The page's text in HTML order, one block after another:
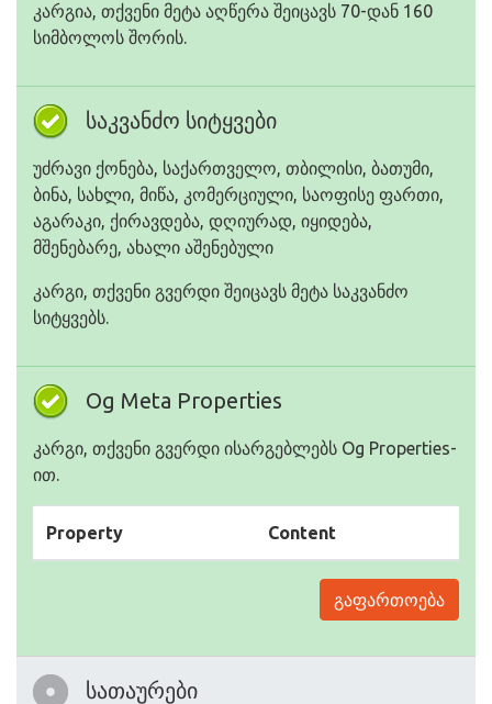
კარგია, თქვენი მეტა აღწერა შეიცავს 70-დან 160
სიმბოლოს შორის.
საკვანძო სიტყვები
უძრავი ქონება, საქართველო, თბილისი, ბათუმი,
ბინა, სახლი, მიწა, კომერციული, საოფისე ფართი,
აგარაკი, ქირავდება, დღიურად, იყიდება,
მშენებარე, ახალი აშენებული
კარგი, თქვენი გვერდი შეიცავს მეტა საკვანძო
სიტყვებს.
Og Meta Properties
კარგი, თქვენი გვერდი ისარგებლებს Og Properties-
ით.
Property Content
გაფართოება
სათაურები